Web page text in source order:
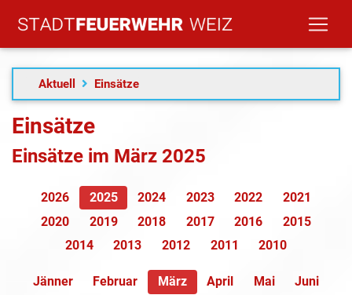
Aktuell Einsätze
Einsätze
Einsätze im März 2025
2026 2025 2024 2023 2022
2021
2020
2019 2018 2017 2016
2015
2014
2013 2012 2011 2010
Jänner Februar März April Mai
Juni